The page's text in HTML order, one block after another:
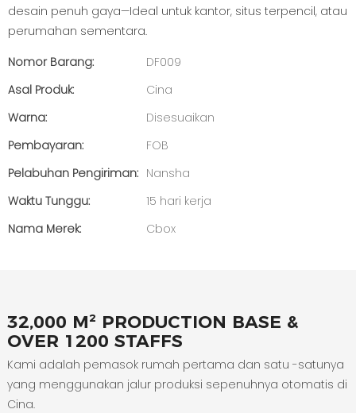
desain penuh gaya—Ideal untuk kantor, situs terpencil, atau
perumahan sementara.
Nomor Barang:
DF009
Asal Produk:
Cina
Warna:
Disesuaikan
Pembayaran:
FOB
Pelabuhan Pengiriman: Nansha
Waktu Tunggu:
15 hari kerja
Nama Merek:
Cbox
32,000 M² PRODUCTION BASE &
OVER 1200 STAFFS
Kami adalah pemasok rumah pertama dan satu -satunya
yang menggunakan jalur produksi sepenuhnya otomatis di
Cina.